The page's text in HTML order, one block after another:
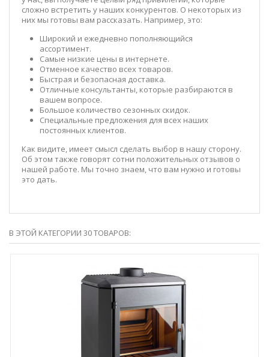
сложно встретить у наших конкурентов. О некоторых из
них мы готовы вам рассказать. Например, это:
Широкий и ежедневно пополняющийся
ассортимент.
Самые низкие цены в интернете.
Отменное качество всех товаров.
Быстрая и безопасная доставка.
Отличные консультанты, которые разбираются в
вашем вопросе.
Большое количество сезонных скидок.
Специальные предложения для всех наших
постоянных клиентов.
Как видите, имеет смысл сделать выбор в нашу сторону.
Об этом также говорят сотни положительных отзывов о
нашей работе. Мы точно знаем, что вам нужно и готовы
это дать.
В ЭТОЙ КАТЕГОРИИ 30 ТОВАРОВ: